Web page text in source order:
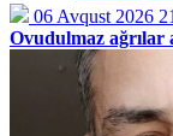
06 Avqust 2026
Ovudulmaz ağrılar